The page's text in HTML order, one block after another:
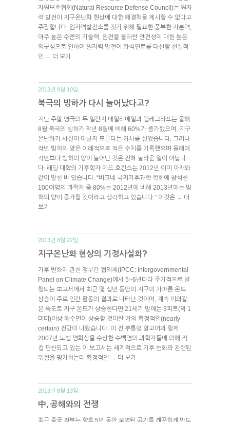
자원보호협회(Natural Resource Defense Council)는 원자
력 발전이 지구온난화 현상에 대한 해결책을 제시할 수 없다고
주장합니다. 원자력발전소를 짓기 위해 필요한 풍부한 자본력,
아주 높은 수준의 기술력, 원전을 둘러싼 안전성에 대한 높은
의구심으로 인하여 원자력 발전이 화석연료를 대신할 현실적
인 → 더 보기
2013년 9월 10일.
북극의 빙하가 다시 늘어났다고?
지난 주말 영국의 두 일간지 데일리메일과 텔레그라프는 올해
8월 북극의 빙하가 작년 8월에 비해 60%가 증가했으며, 지구
온난화가 사실이 아닐지 모른다는 기사를 실었습니다. 그러나
작년 빙하의 양은 이례적으로 적은 수치를 기록했으며 올해에
작년보다 빙하의 양이 늘어난 것은 전혀 놀라운 일이 아닙니
다. 레딩 대학의 기후학자 에드 호킨스는 2012년 이미 아래와
같이 말한 바 있습니다. “버크네 극지기후과학 학회에 참석한
100여명의 과학자 중 80%는 2012년에 비해 2013년에는 빙
하의 양이 증가할 것이라고 생각하고 있습니다.” 이것은 → 더
보기
2013년 8월 22일.
지구온난화 현상의 기정사실화?
기후 변화에 관한 정부간 협의체(IPCC: Intergovernmental
Panel on Climate Change)에서 5~6년마다 주기적으로 발
행되는 보고서에서 최근 몇 십년 동안의 지구의 가파른 온도
상승이 주로 인간 활동의 결과로 나타난 것이며, 계속 이와같
은 속도로 지구 온도가 상승한다면 21세기 말에는 3피트(약 1
미터)이상 해수면이 상승할 것이란 거의 확정적인(nearly
certain) 전망이 나왔습니다. 미 전 부통령 알고어와 함께
2007년 노벨 평화상을 수상한 수백명의 과학자들에 의해 직
접 편찬되고 있는 이 보고서는 세계적으로 기후 변화와 관련된
위험을 평가하는데 확정적인 → 더 보기
2013년 8월 13일.
中, 공해와의 전쟁
최근 중국 정부는 향후 5년 동안 오염된 공기를 깨끗하게 만드